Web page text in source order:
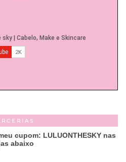
cupom: LULUONTHESKY nas
abaixo